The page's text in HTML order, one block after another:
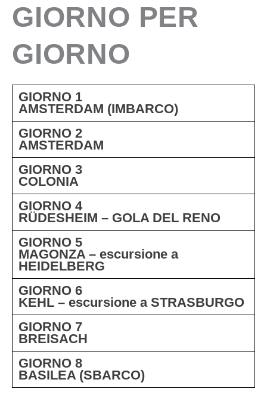
GIORNO PER
GIORNO
GIORNO 1
AMSTERDAM (IMBARCO)
GIORNO 2
AMSTERDAM
GIORNO 3
COLONIA
GIORNO 4
RÜDESHEIM – GOLA DEL RENO
GIORNO 5
MAGONZA – escursione a
HEIDELBERG
GIORNO 6
KEHL – escursione a STRASBURGO
GIORNO 7
BREISACH
GIORNO 8
BASILEA (SBARCO)